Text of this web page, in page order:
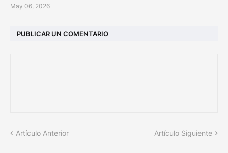
May 06, 2026
PUBLICAR UN COMENTARIO
Artículo Anterior Artículo Siguiente